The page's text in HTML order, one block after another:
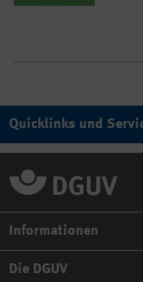
Quicklinks und
Informationen
Die DGUV